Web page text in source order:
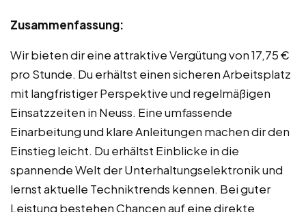
Zusammenfassung:
Wir bieten dir eine attraktive Vergütung von 17,75 €
pro Stunde. Du erhältst einen sicheren Arbeitsplatz
mit langfristiger Perspektive und regelmäßigen
Einsatzzeiten in Neuss. Eine umfassende
Einarbeitung und klare Anleitungen machen dir den
Einstieg leicht. Du erhältst Einblicke in die
spannende Welt der Unterhaltungselektronik und
lernst aktuelle Techniktrends kennen. Bei guter
Leistung bestehen Chancen auf eine direkte